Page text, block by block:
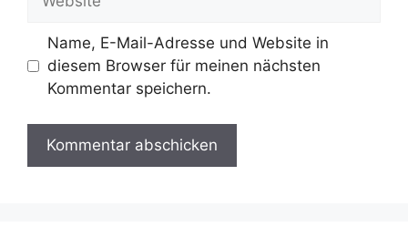
Name, E-Mail-Adresse und Website in
diesem Browser für meinen nächsten
Kommentar speichern.